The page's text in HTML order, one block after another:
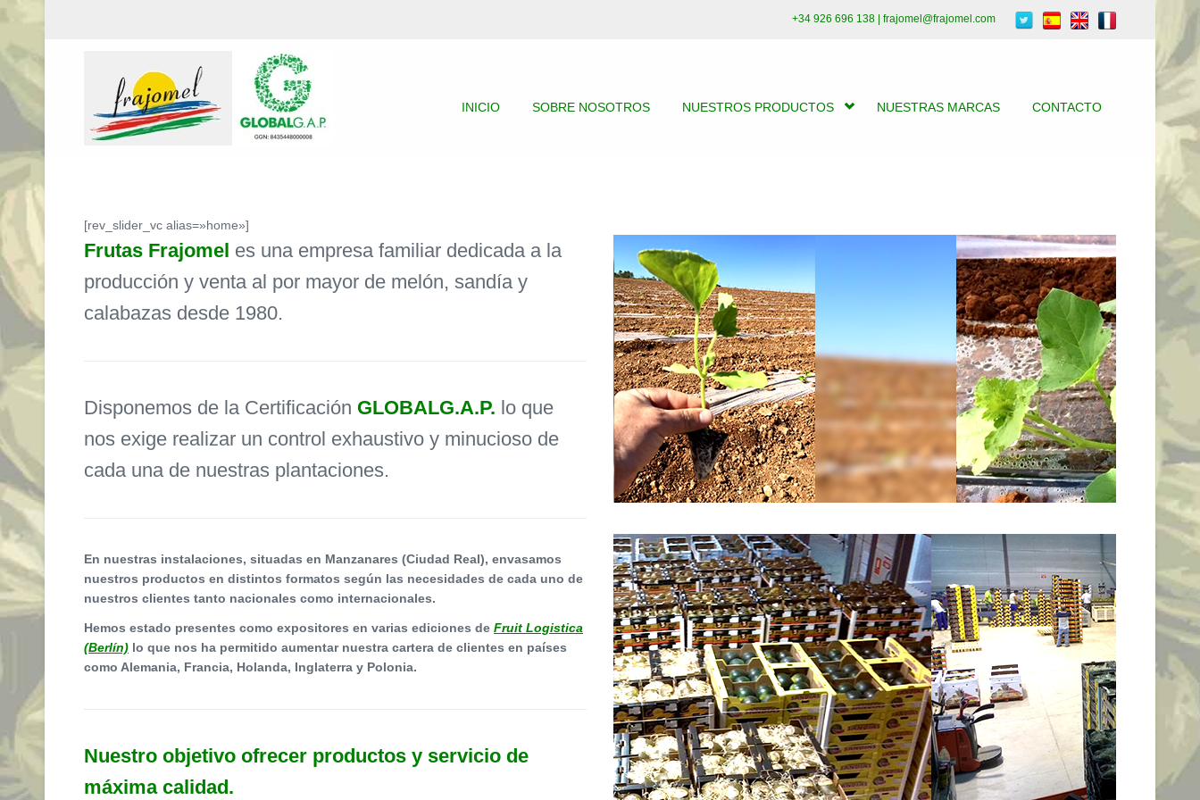
INICIO SOBRE NOSOTROS NUESTROS PRODUCTOS NUESTRAS MARCAS CONTACTO
+34 926 696 138 | frajomel@frajomel.com
[rev_slider_vc alias=»home»]
Frutas Frajomel es una empresa familiar dedicada a la
producción y venta al por mayor de melón, sandía y
calabazas desde 1980.
Disponemos de la Certificación GLOBALG.A.P. lo que
nos exige realizar un control exhaustivo y minucioso de
cada una de nuestras plantaciones.
En nuestras instalaciones, situadas en Manzanares (Ciudad Real), envasamos
nuestros productos en distintos formatos según las necesidades de cada uno de
nuestros clientes tanto nacionales como internacionales.
Hemos estado presentes como expositores en varias ediciones de Fruit Logistica
(Berlín) lo que nos ha permitido aumentar nuestra cartera de clientes en países
como Alemania, Francia, Holanda, Inglaterra y Polonia.
Nuestro objetivo ofrecer productos y servicio de
máxima calidad.